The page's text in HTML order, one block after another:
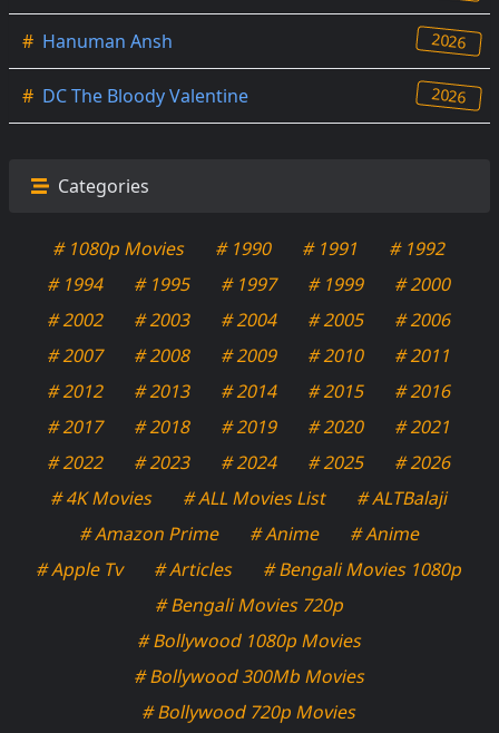
# Hanuman Ansh 2026
# DC The Bloody Valentine 2026
Categories
# 1080p Movies # 1990 # 1991
# 1992
# 1994
# 1995 # 1997 # 1999
# 2000
# 2002
# 2003 # 2004 # 2005
# 2006
# 2007
# 2008 # 2009 # 2010
# 2011
# 2012
# 2013 # 2014 # 2015
# 2016
# 2017
# 2018 # 2019 # 2020
# 2021
# 2022
# 2023 # 2024 # 2025
# 2026
# 4K Movies
# ALL Movies List
# ALTBalaji
# Amazon Prime
# Anime
# Anime
# Apple Tv
# Articles
# Bengali Movies 1080p
# Bengali Movies 720p
# Bollywood 1080p Movies
# Bollywood 300Mb Movies
# Bollywood 720p Movies